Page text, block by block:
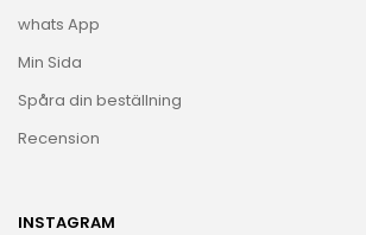
whats App
Min Sida
Spåra din beställning
Recension
INSTAGRAM